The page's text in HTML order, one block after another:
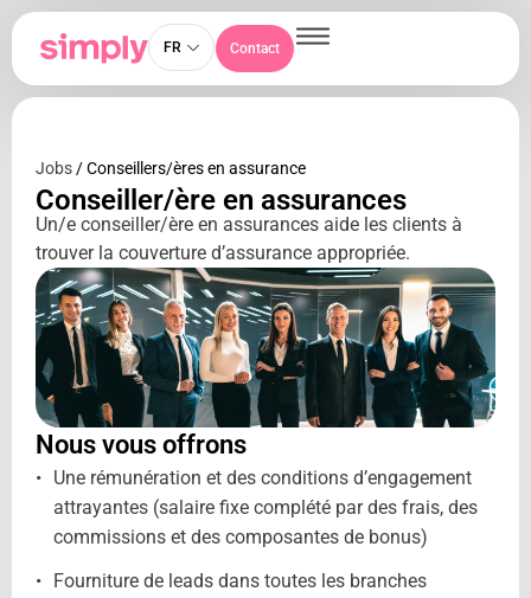
FR Contact
Jobs / Conseillers/ères en assurance
Conseiller/ère en assurances
Un/e conseiller/ère en assurances aide les clients à
trouver la couverture d’assurance appropriée.
Nous vous offrons
Une rémunération et des conditions d’engagement
attrayantes (salaire fixe complété par des frais, des
commissions et des composantes de bonus)
Fourniture de leads dans toutes les branches